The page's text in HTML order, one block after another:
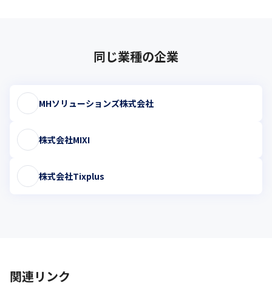
同じ業種の企業
MHソリューションズ株式会社
株式会社MIXI
株式会社Tixplus
関連リンク